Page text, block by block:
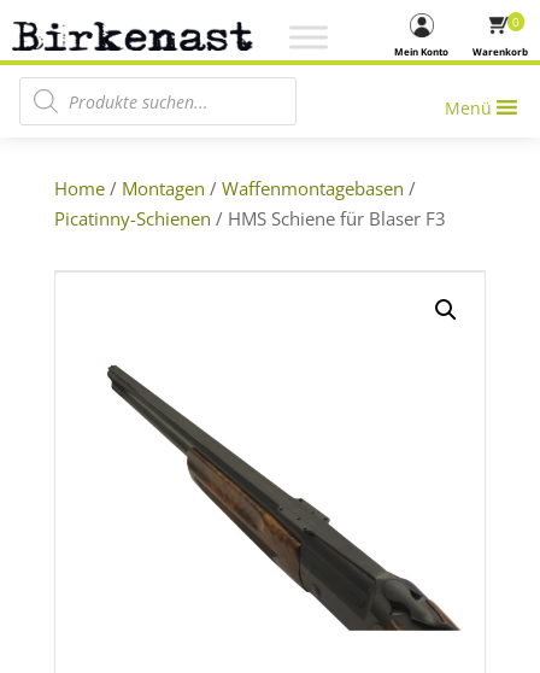
Warenkorb
0
Mein Konto
Products search
Menü
Home/ Montagen / Waffenmontagebasen /
Picatinny-Schienen / HMS Schiene für Blaser F3